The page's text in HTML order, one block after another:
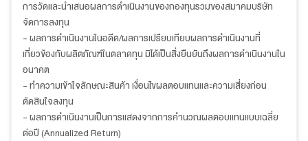
การวัดและนำเสนอผลการดำเนินงานของกองทุนรวมของสมาคมบริษัท
จัดการลงทุน
- ผลการดำเนินงานในอดีต/ผลการเปรียบเทียบผลการดำเนินงานที่
เกี่ยวข้องกับผลิตภัณฑ์ในตลาดทุน มิได้เป็นสิ่งยืนยันถึงผลการดำเนินงานใน
อนาคต
- ทำความเข้าใจลักษณะสินค้า เงื่อนไขผลตอบแทนและความเสี่ยงก่อน
ตัดสินใจลงทุน
- ผลการดำเนินงานเป็นการแสดงจากการคำนวณผลตอบแทนแบบเฉลี่ย
ต่อปี (Annualized Return)